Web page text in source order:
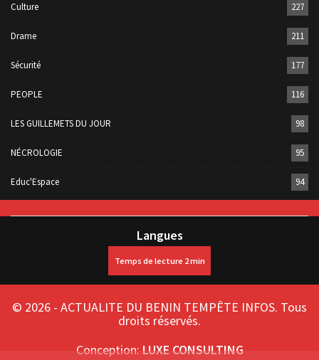
Culture 227
Drame 211
Sécurité 177
PEOPLE 116
LES GUILLEMETS DU JOUR 98
NÉCROLOGIE 95
Educ'Espace 94
Langues
© 2026 - ACTUALITE DU BENIN TEMPÊTE INFOS. Tous
droits réservés.
Conception: LUXE CONSULTING